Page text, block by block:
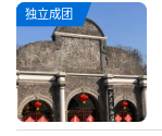
独立成团